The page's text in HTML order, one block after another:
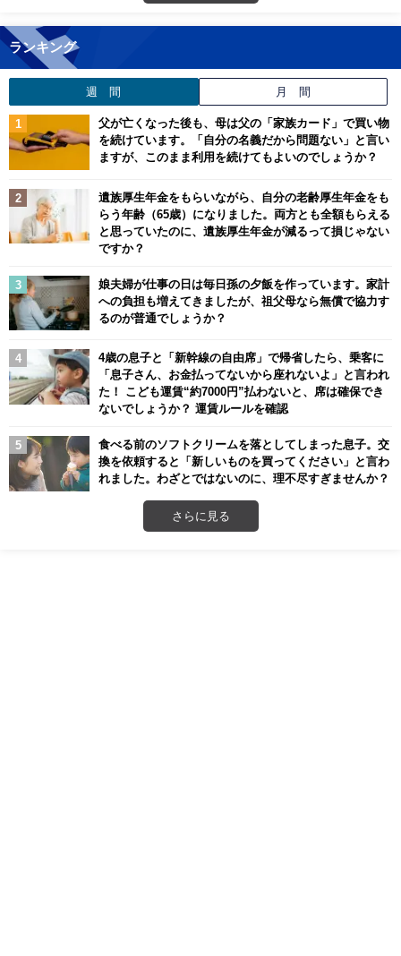
ランキング
週 間 月 間
父が亡くなった後も、母は父の「家族カード」で買い物
を続けています。「自分の名義だから問題ない」と言い
ますが、このまま利用を続けてもよいのでしょうか？
遺族厚生年金をもらいながら、自分の老齢厚生年金をも
らう年齢（65歳）になりました。両方とも全額もらえる
と思っていたのに、遺族厚生年金が減るって損じゃない
ですか？
娘夫婦が仕事の日は毎日孫の夕飯を作っています。家計
への負担も増えてきましたが、祖父母なら無償で協力す
るのが普通でしょうか？
4歳の息子と「新幹線の自由席」で帰省したら、乗客に
「息子さん、お金払ってないから座れないよ」と言われ
た！ こども運賃“約7000円”払わないと、席は確保でき
ないでしょうか？ 運賃ルールを確認
食べる前のソフトクリームを落としてしまった息子。交
換を依頼すると「新しいものを買ってください」と言わ
れました。わざとではないのに、理不尽すぎませんか？
さらに見る